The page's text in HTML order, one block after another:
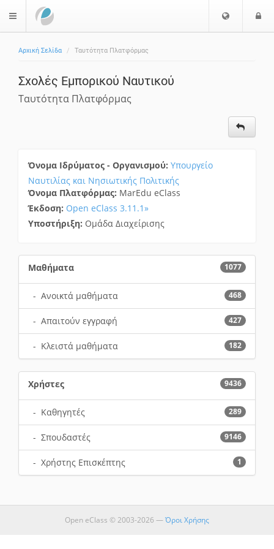
$langMenu
Επιλογή
Αρχική Σελίδα Ταυτότητα Πλατφόρμας
Σχολές Εμπορικού Ναυτικού
Ταυτότητα Πλατφόρμας
Όνομα Ιδρύματος - Οργανισμού: Υπουργείο
Ναυτιλίας και Νησιωτικής Πολιτικής
Όνομα Πλατφόρμας: MarEdu eClass
Έκδοση: Open eClass 3.11.1»
Υποστήριξη: Ομάδα Διαχείρισης
Μαθήματα 1077
- Ανοικτά μαθήματα 468
- Απαιτούν εγγραφή 427
- Κλειστά μαθήματα 182
Χρήστες 9436
- Καθηγητές 289
- Σπουδαστές 9146
- Χρήστης Επισκέπτης 1
Open eClass © 2003-2026 —Όροι Χρήσης